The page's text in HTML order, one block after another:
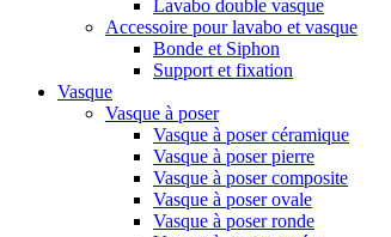
Lavabo double vasque
Accessoire pour lavabo et vasque
Bonde et Siphon
Support et fixation
Vasque
Vasque à poser
Vasque à poser céramique
Vasque à poser pierre
Vasque à poser composite
Vasque à poser ovale
Vasque à poser ronde